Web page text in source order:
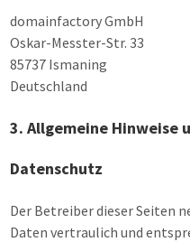
domainfactory GmbH
Oskar-Messter-Str. 33
85737 Ismaning
Deutschland
3. Allgemeine
Datenschutz
Der Betreiber dieser Seiten
Daten vertraulich und